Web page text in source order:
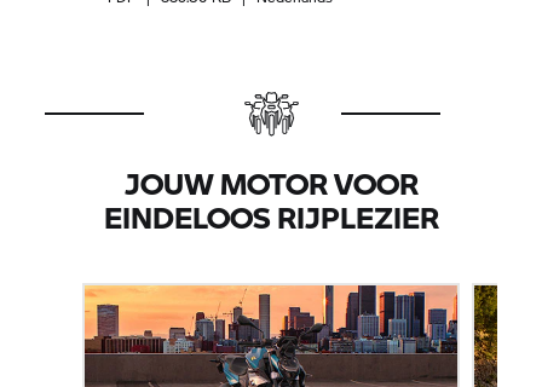
JOUW MOTOR VOOR
EINDELOOS RIJPLEZIER